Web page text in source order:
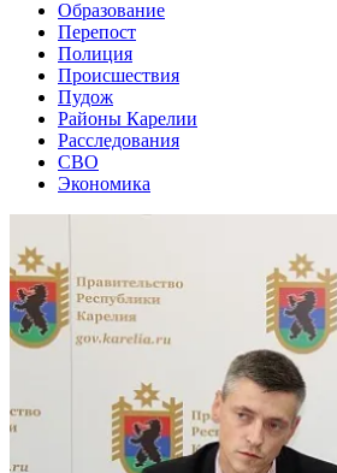
Образование
Перепост
Полиция
Происшествия
Пудож
Районы Карелии
Расследования
СВО
Экономика